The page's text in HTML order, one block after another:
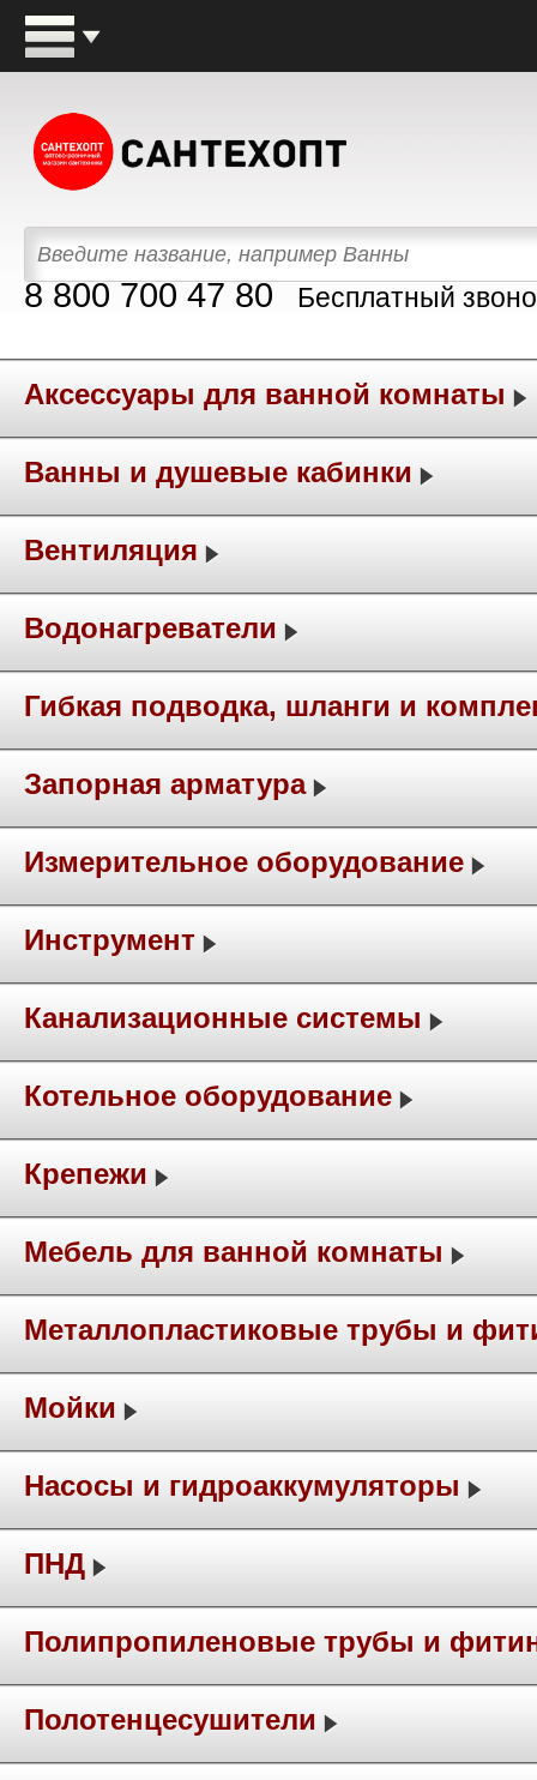
8 800 700 47 80 Бесплатный
Аксессуары для ванной комнаты
Ванны и душевые кабинки
Вентиляция
Водонагреватели
Гибкая подводка, шланги и
Запорная арматура
Измерительное оборудование
Инструмент
Канализационные системы
Котельное оборудование
Крепежи
Мебель для ванной комнаты
Металлопластиковые трубы и
Мойки
Насосы и гидроаккумуляторы
ПНД
Полипропиленовые трубы и
Полотенцесушители